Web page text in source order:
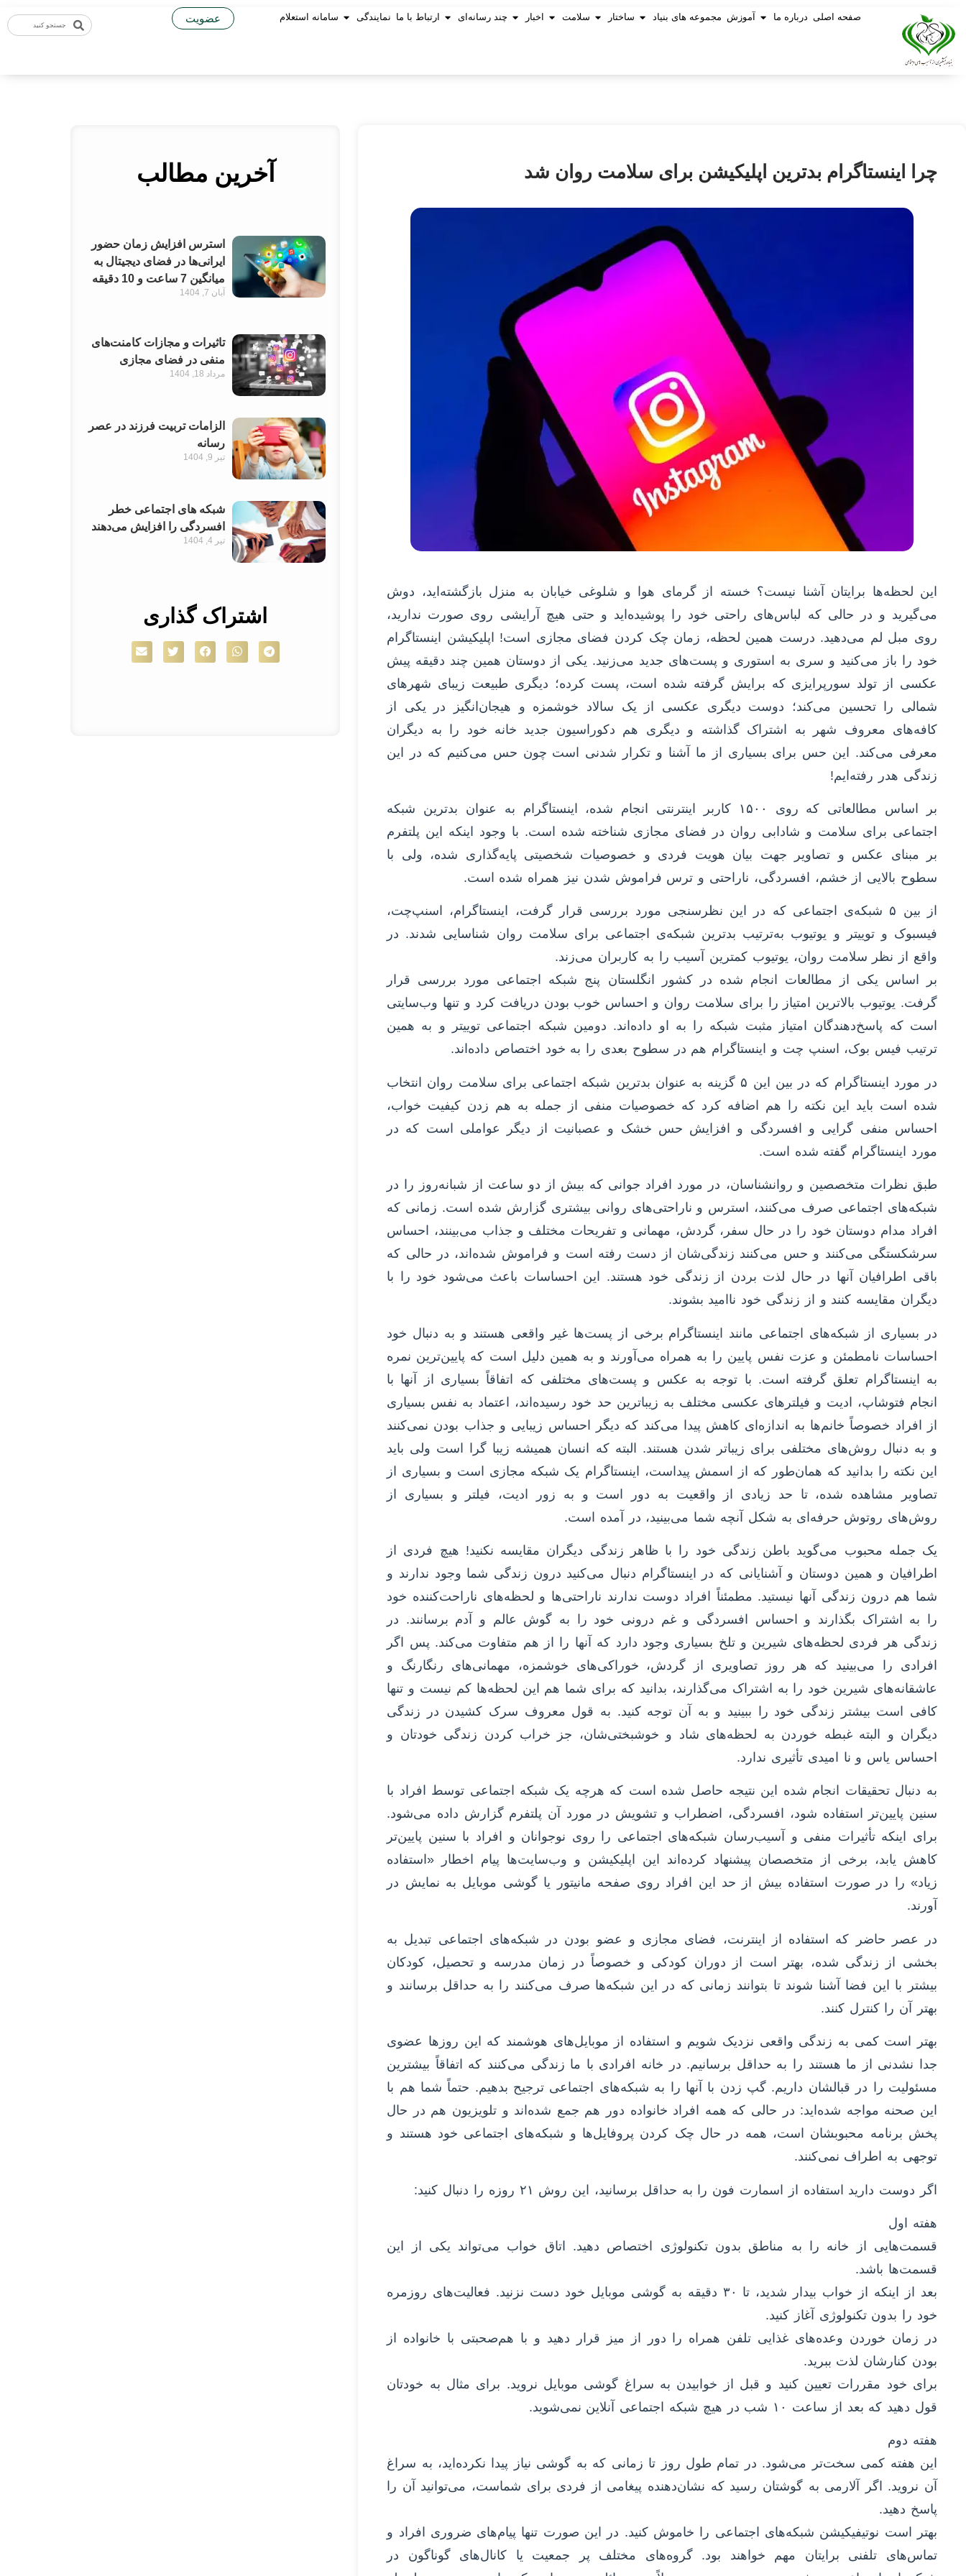
صفحه اصلی درباره ما آموزش مجموعه های بنیاد ساختار سلامت اخبار چند رسانه‌ای ارتباط با ما نمایندگی سامانه استعلام عضویت
چرا اینستاگرام بدترین اپلیکیشن برای سلامت روان شد
این لحظه‌ها برایتان آشنا نیست؟ خسته از گرمای هوا و شلوغی خیابان به منزل بازگشته‌اید، دوش
می‌گیرید و در حالی که لباس‌های راحتی خود را پوشیده‌اید و حتی هیچ آرایشی روی صورت ندارید،
روی مبل لم می‌دهید. درست همین لحظه، زمان چک کردن فضای مجازی است! اپلیکیشن اینستاگرام
خود را باز می‌کنید و سری به استوری و پست‌های جدید می‌زنید. یکی از دوستان همین چند دقیقه پیش
عکسی از تولد سورپرایزی که برایش گرفته شده است، پست کرده؛ دیگری طبیعت زیبای شهرهای
شمالی را تحسین می‌کند؛ دوست دیگری عکسی از یک سالاد خوشمزه و هیجان‌انگیز در یکی از
کافه‌های معروف شهر به اشتراک گذاشته و دیگری هم دکوراسیون جدید خانه خود را به دیگران
معرفی می‌کند. این حس برای بسیاری از ما آشنا و تکرار شدنی است چون حس می‌کنیم که در این
زندگی هدر رفته‌ایم!
بر اساس مطالعاتی که روی ۱۵۰۰ کاربر اینترنتی انجام شده، اینستاگرام به عنوان بدترین شبکه
اجتماعی برای سلامت و شادابی روان در فضای مجازی شناخته شده است. با وجود اینکه این پلتفرم
بر مبنای عکس و تصاویر جهت بیان هویت فردی و خصوصیات شخصیتی پایه‌گذاری شده، ولی با
سطوح بالایی از خشم، افسردگی، ناراحتی و ترس فراموش شدن نیز همراه شده است.
از بین ۵ شبکه‌ی اجتماعی که در این نظرسنجی مورد بررسی قرار گرفت، اینستاگرام، اسنپ‌چت،
فیسبوک و توییتر و یوتیوب به‌ترتیب بدترین شبکه‌ی اجتماعی برای سلامت روان شناسایی شدند. در
واقع از نظر سلامت روان، یوتیوب کمترین آسیب را به کاربران می‌زند.
بر اساس یکی از مطالعات انجام شده در کشور انگلستان پنج شبکه اجتماعی مورد بررسی قرار
گرفت. یوتیوب بالاترین امتیاز را برای سلامت روان و احساس خوب بودن دریافت کرد و تنها وب‌سایتی
است که پاسخ‌دهندگان امتیاز مثبت شبکه را به او داده‌اند. دومین شبکه اجتماعی توییتر و به همین
ترتیب فیس بوک، اسنپ چت و اینستاگرام هم در سطوح بعدی را به خود اختصاص داده‌اند.
در مورد اینستاگرام که در بین این ۵ گزینه به عنوان بدترین شبکه اجتماعی برای سلامت روان انتخاب
شده است باید این نکته را هم اضافه کرد که خصوصیات منفی از جمله به هم زدن کیفیت خواب،
احساس منفی گرایی و افسردگی و افزایش حس خشک و عصبانیت از دیگر عواملی است که در
مورد اینستاگرام گفته شده است.
طبق نظرات متخصصین و روانشناسان، در مورد افراد جوانی که بیش از دو ساعت از شبانه‌روز را در
شبکه‌های اجتماعی صرف می‌کنند، استرس و ناراحتی‌های روانی بیشتری گزارش شده است. زمانی که
افراد مدام دوستان خود را در حال سفر، گردش، مهمانی و تفریحات مختلف و جذاب می‌بینند، احساس
سرشکستگی می‌کنند و حس می‌کنند زندگی‌شان از دست رفته است و فراموش شده‌اند، در حالی که
باقی اطرافیان آنها در حال لذت بردن از زندگی خود هستند. این احساسات باعث می‌شود خود را با
دیگران مقایسه کنند و از زندگی خود ناامید بشوند.
در بسیاری از شبکه‌های اجتماعی مانند اینستاگرام برخی از پست‌ها غیر واقعی هستند و به دنبال خود
احساسات نامطمئن و عزت نفس پایین را به همراه می‌آورند و به همین دلیل است که پایین‌ترین نمره
به اینستاگرام تعلق گرفته است. با توجه به عکس و پست‌های مختلفی که اتفاقاً بسیاری از آنها با
انجام فتوشاپ، ادیت و فیلترهای عکسی مختلف به زیباترین حد خود رسیده‌اند، اعتماد به نفس بسیاری
از افراد خصوصاً خانم‌ها به اندازه‌ای کاهش پیدا می‌کند که دیگر احساس زیبایی و جذاب بودن نمی‌کنند
و به دنبال روش‌های مختلفی برای زیباتر شدن هستند. البته که انسان همیشه زیبا گرا است ولی باید
این نکته را بدانید که همان‌طور که از اسمش پیداست، اینستاگرام یک شبکه مجازی است و بسیاری از
تصاویر مشاهده شده، تا حد زیادی از واقعیت به دور است و به زور ادیت، فیلتر و بسیاری از
روش‌های روتوش حرفه‌ای به شکل آنچه شما می‌بینید، در آمده است.
یک جمله محبوب می‌گوید باطن زندگی خود را با ظاهر زندگی دیگران مقایسه نکنید! هیچ فردی از
اطرافیان و همین دوستان و آشنایانی که در اینستاگرام دنبال می‌کنید درون زندگی شما وجود ندارند و
شما هم درون زندگی آنها نیستید. مطمئناً افراد دوست ندارند ناراحتی‌ها و لحظه‌های ناراحت‌کننده خود
را به اشتراک بگذارند و احساس افسردگی و غم درونی خود را به گوش عالم و آدم برسانند. در
زندگی هر فردی لحظه‌های شیرین و تلخ بسیاری وجود دارد که آنها را از هم متفاوت می‌کند. پس اگر
افرادی را می‌بینید که هر روز تصاویری از گردش، خوراکی‌های خوشمزه، مهمانی‌های رنگارنگ و
عاشقانه‌های شیرین خود را به اشتراک می‌گذارند، بدانید که برای شما هم این لحظه‌ها کم نیست و تنها
کافی است بیشتر زندگی خود را ببینید و به آن توجه کنید. به قول معروف سرک کشیدن در زندگی
دیگران و البته غبطه خوردن به لحظه‌های شاد و خوشبختی‌شان، جز خراب کردن زندگی خودتان و
احساس یاس و نا امیدی تأثیری ندارد.
به دنبال تحقیقات انجام شده این نتیجه حاصل شده است که هرچه یک شبکه اجتماعی توسط افراد با
سنین پایین‌تر استفاده شود، افسردگی، اضطراب و تشویش در مورد آن پلتفرم گزارش داده می‌شود.
برای اینکه تأثیرات منفی و آسیب‌رسان شبکه‌های اجتماعی را روی نوجوانان و افراد با سنین پایین‌تر
کاهش یابد، برخی از متخصصان پیشنهاد کرده‌اند این اپلیکیشن و وب‌سایت‌ها پیام اخطار «استفاده
زیاد» را در صورت استفاده بیش از حد این افراد روی صفحه مانیتور یا گوشی موبایل به نمایش در
آورند.
در عصر حاضر که استفاده از اینترنت، فضای مجازی و عضو بودن در شبکه‌های اجتماعی تبدیل به
بخشی از زندگی شده، بهتر است از دوران کودکی و خصوصاً در زمان مدرسه و تحصیل، کودکان
بیشتر با این فضا آشنا شوند تا بتوانند زمانی که در این شبکه‌ها صرف می‌کنند را به حداقل برسانند و
بهتر آن را کنترل کنند.
بهتر است کمی به زندگی واقعی نزدیک شویم و استفاده از موبایل‌های هوشمند که این روزها عضوی
جدا نشدنی از ما هستند را به حداقل برسانیم. در خانه افرادی با ما زندگی می‌کنند که اتفاقاً بیشترین
مسئولیت را در قبالشان داریم. گپ زدن با آنها را به شبکه‌های اجتماعی ترجیح بدهیم. حتماً شما هم با
این صحنه مواجه شده‌اید: در حالی که همه افراد خانواده دور هم جمع شده‌اند و تلویزیون هم در حال
پخش برنامه محبوبشان است، همه در حال چک کردن پروفایل‌ها و شبکه‌های اجتماعی خود هستند و
توجهی به اطراف نمی‌کنند.
اگر دوست دارید استفاده از اسمارت فون را به حداقل برسانید، این روش ۲۱ روزه را دنبال کنید:
هفته اول
قسمت‌هایی از خانه را به مناطق بدون تکنولوژی اختصاص دهید. اتاق خواب می‌تواند یکی از این
قسمت‌ها باشد.
بعد از اینکه از خواب بیدار شدید، تا ۳۰ دقیقه به گوشی موبایل خود دست نزنید. فعالیت‌های روزمره
خود را بدون تکنولوژی آغاز کنید.
در زمان خوردن وعده‌های غذایی تلفن همراه را دور از میز قرار دهید و با هم‌صحبتی با خانواده از
بودن کنارشان لذت ببرید.
برای خود مقررات تعیین کنید و قبل از خوابیدن به سراغ گوشی موبایل نروید. برای مثال به خودتان
قول دهید که بعد از ساعت ۱۰ شب در هیچ شبکه اجتماعی آنلاین نمی‌شوید.
هفته دوم
این هفته کمی سخت‌تر می‌شود. در تمام طول روز تا زمانی که به گوشی نیاز پیدا نکرده‌اید، به سراغ
آن نروید. اگر آلارمی به گوشتان رسید که نشان‌دهنده پیغامی از فردی برای شماست، می‌توانید آن را
پاسخ دهید.
بهتر است نوتیفیکیشن شبکه‌های اجتماعی را خاموش کنید. در این صورت تنها پیام‌های ضروری افراد و
تماس‌های تلفنی برایتان مهم خواهند بود. گروه‌های مختلف پر جمعیت یا کانال‌های گوناگون در
آخرین مطالب
استرس افزایش زمان حضور
ایرانی‌ها در فضای دیجیتال به
میانگین 7 ساعت و 10 دقیقه
آبان 7, 1404
تاثیرات و مجازات کامنت‌های
منفی در فضای مجازی
مرداد 18, 1404
الزامات تربیت فرزند در عصر
رسانه
تیر 9, 1404
شبکه های اجتماعی خطر
افسردگی را افزایش می‌دهند
تیر 4, 1404
اشتراک گذاری